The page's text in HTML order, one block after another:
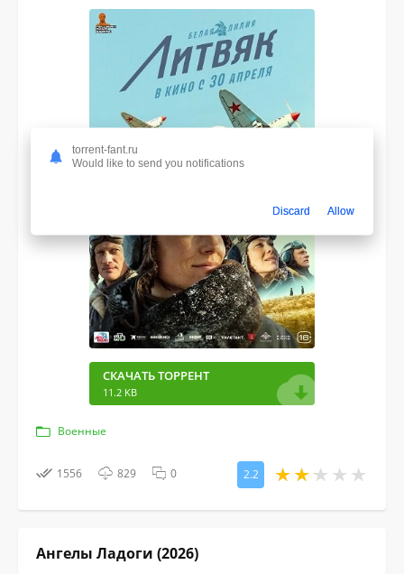
СКАЧАТЬ ТОРРЕНТ
11.2 KB
Военные
1556 829 0 2.2
Ангелы Ладоги (2026)
torrent-fant.ru
Would like to send you notifications
Discard Allow